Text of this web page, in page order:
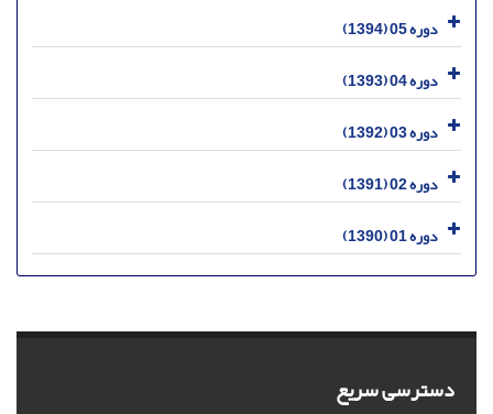
دوره 05 (1394)
دوره 04 (1393)
دوره 03 (1392)
دوره 02 (1391)
دوره 01 (1390)
دسترسی سریع